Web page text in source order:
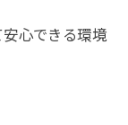
心できる環境